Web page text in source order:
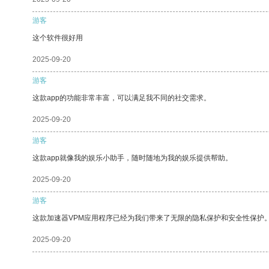
游客
这个软件很好用
2025-09-20
游客
这款app的功能非常丰富，可以满足我不同的社交需求。
2025-09-20
游客
这款app就像我的娱乐小助手，随时随地为我的娱乐提供帮助。
2025-09-20
游客
这款加速器VPM应用程序已经为我们带来了无限的隐私保护和安全性保护
2025-09-20